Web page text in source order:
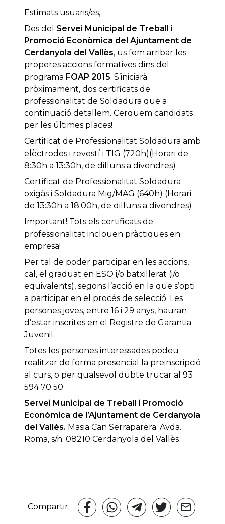
Estimats usuaris/es,
Des del Servei Municipal de Treball i
Promoció Econòmica del Ajuntament de
Cerdanyola del Vallès, us fem arribar les
properes accions formatives dins del
programa FOAP 2015. S’iniciarà
pròximament, dos certificats de
professionalitat de Soldadura que a
continuació detallem. Cerquem candidats
per les últimes places!
Certificat de Professionalitat Soldadura amb
elèctrodes i revestí i TIG (720h)(Horari de
8:30h a 13:30h, de dilluns a divendres)
Certificat de Professionalitat Soldadura
oxigàs i Soldadura Mig/MAG (640h) (Horari
de 13:30h a 18:00h, de dilluns a divendres)
Important! Tots els certificats de
professionalitat inclouen pràctiques en
empresa!
Per tal de poder participar en les accions,
cal, el graduat en ESO i/o batxillerat (i/o
equivalents), segons l’acció en la que s’opti
a participar en el procés de selecció. Les
persones joves, entre 16 i 29 anys, hauran
d’estar inscrites en el Registre de Garantia
Juvenil.
Totes les persones interessades podeu
realitzar de forma presencial la preinscripció
al curs, o per qualsevol dubte trucar al 93
594 70 50.
Servei Municipal de Treball i Promoció
Econòmica de l’Ajuntament de Cerdanyola
del Vallès. Masia Can Serraparera. Avda.
Roma, s/n. 08210 Cerdanyola del Vallès
Compartir: